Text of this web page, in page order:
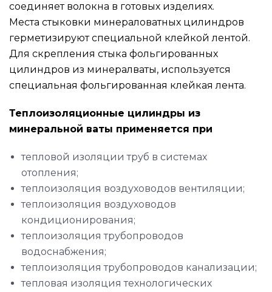
соединяет волокна в готовых изделиях.
Места стыковки минераловатных цилиндров
герметизируют специальной клейкой лентой.
Для скрепления стыка фольгированных
цилиндров из минералваты, используется
специальная фольгированная клейкая лента.
Теплоизоляционные цилиндры из
минеральной ваты применяется при
тепловой изоляции труб в системах
отопления;
теплоизоляция воздуховодов вентиляции;
теплоизоляция воздуховодов
кондиционирования;
теплоизоляция трубопроводов
водоснабжения;
теплоизоляция трубопроводов канализации;
тепловая изоляция технологических